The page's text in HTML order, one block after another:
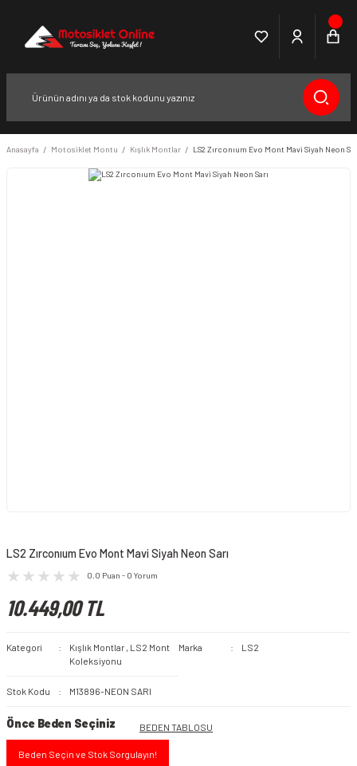
Anasayfa Motosiklet Montu Kışlık Montlar LS2 Zırconıum Evo Mont Mavi Siyah Neon
LS2 Zırconıum Evo Mont Mavi Siyah Neon Sarı
0.0 Puan - 0 Yorum
10.449,00 TL
Kategori Kışlık Montlar , LS2 Mont
Koleksiyonu
Marka LS2
Stok Kodu M13896-NEON SARI
Önce Beden Seçiniz BEDEN TABLOSU
Beden Seçin ve Stok Sorgulayın!